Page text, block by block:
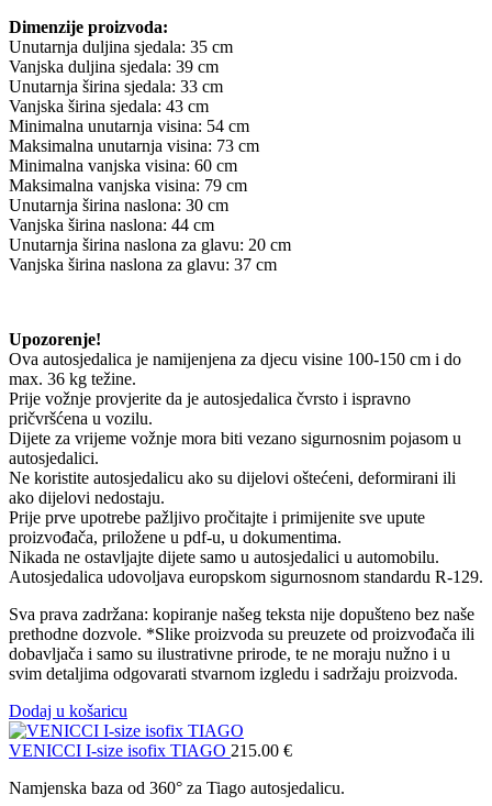
Dimenzije proizvoda:
Unutarnja duljina sjedala: 35 cm
Vanjska duljina sjedala: 39 cm
Unutarnja širina sjedala: 33 cm
Vanjska širina sjedala: 43 cm
Minimalna unutarnja visina: 54 cm
Maksimalna unutarnja visina: 73 cm
Minimalna vanjska visina: 60 cm
Maksimalna vanjska visina: 79 cm
Unutarnja širina naslona: 30 cm
Vanjska širina naslona: 44 cm
Unutarnja širina naslona za glavu: 20 cm
Vanjska širina naslona za glavu: 37 cm
Upozorenje!
Ova autosjedalica je namijenjena za djecu visine 100-150 cm i do
max. 36 kg težine.
Prije vožnje provjerite da je autosjedalica čvrsto i ispravno
pričvršćena u vozilu.
Dijete za vrijeme vožnje mora biti vezano sigurnosnim pojasom u
autosjedalici.
Ne koristite autosjedalicu ako su dijelovi oštećeni, deformirani ili
ako dijelovi nedostaju.
Prije prve upotrebe pažljivo pročitajte i primijenite sve upute
proizvođača, priložene u pdf-u, u dokumentima.
Nikada ne ostavljajte dijete samo u autosjedalici u automobilu.
Autosjedalica udovoljava europskom sigurnosnom standardu R-129.
Sva prava zadržana: kopiranje našeg teksta nije dopušteno bez naše
prethodne dozvole. *Slike proizvoda su preuzete od proizvođača ili
dobavljača i samo su ilustrativne prirode, te ne moraju nužno i u
svim detaljima odgovarati stvarnom izgledu i sadržaju proizvoda.
Dodaj u košaricu
VENICCI I-size isofix TIAGO 215.00 €
Namjenska baza od 360° za Tiago autosjedalicu.